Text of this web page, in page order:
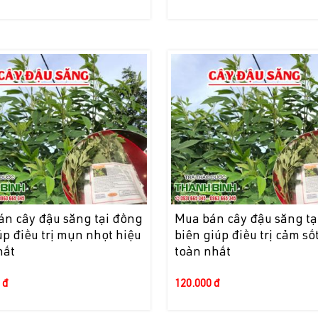
cây đậu săng tại đồng
điều trị mụn nhọt hiệu
đ
Mua bán cây đậu săng
biên giúp điều trị cảm
toàn nhất
120.000 đ